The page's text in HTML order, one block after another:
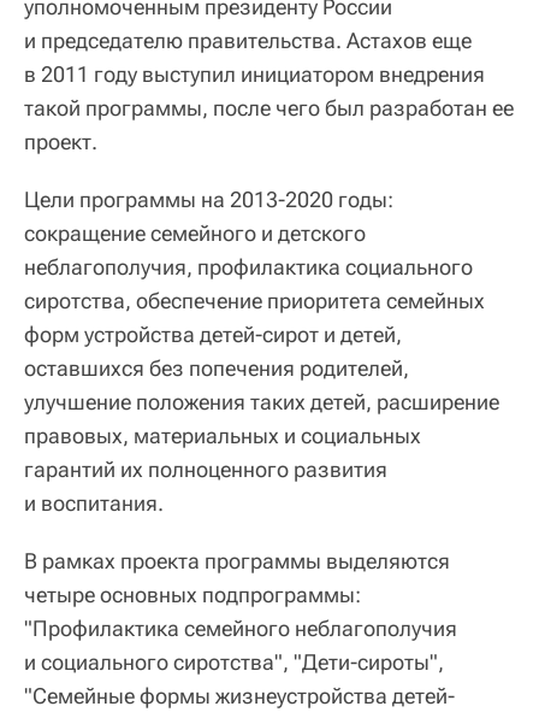
уполномоченным президенту России
и председателю правительства. Астахов еще
в 2011 году выступил инициатором внедрения
такой программы, после чего был разработан ее
проект.
Цели программы на 2013-2020 годы:
сокращение семейного и детского
неблагополучия, профилактика социального
сиротства, обеспечение приоритета семейных
форм устройства детей-сирот и детей,
оставшихся без попечения родителей,
улучшение положения таких детей, расширение
правовых, материальных и социальных
гарантий их полноценного развития
и воспитания.
В рамках проекта программы выделяются
четыре основных подпрограммы:
"Профилактика семейного неблагополучия
и социального сиротства", "Дети-сироты",
"Семейные формы жизнеустройства детей-